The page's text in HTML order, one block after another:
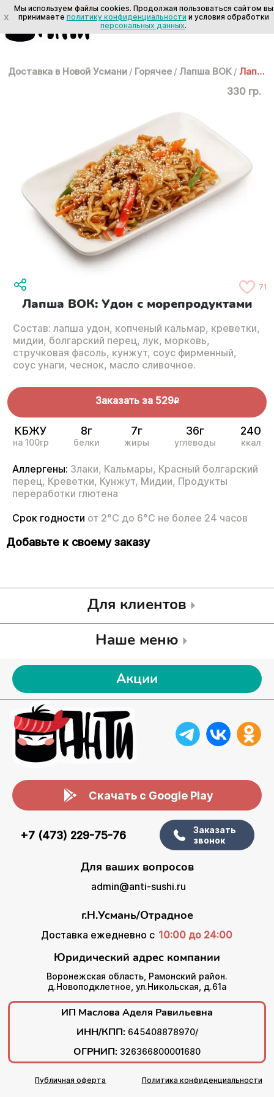
Доставка в Новой Усмани / Горячее / Лапша ВОК / Лапша ВОК: Удон с морепродуктами
330 гр.
71
Лапша ВОК: Удон с морепродуктами
Состав: лапша удон, копченый кальмар, креветки,
мидии, болгарский перец, лук, морковь,
стручковая фасоль, кунжут, соус фирменный,
соус унаги, чеснок, масло сливочное.
Заказать за 529R
КБЖУ
на 100гр
8г
белки
7г
жиры
36г
углеводы
240
ккал
Аллергены: Злаки, Кальмары, Красный болгарский
перец, Креветки, Кунжут, Мидии, Продукты
переработки глютена
Срок годности от 2°С до 6°С не более 24 часов
Добавьте к своему заказу
Для клиентов
Наше меню
Акции
Скачать с Google Play
+7 (473) 229-75-76
Заказать
звонок
Для ваших вопросов
admin@anti-sushi.ru
г.Н.Усмань/Отрадное
Доставка ежедневно с 10:00 до 24:00
Юридический адрес компании
Воронежская область, Рамонский район.
д.Новоподклетное, ул.Никольская, д.61а
ИП Маслова Аделя Равильевна
ИНН/КПП: 645408878970/
ОГРНИП: 326366800001680
Публичная оферта Политика конфиденциальности
X
Мы используем файлы cookies. Продолжая пользоваться сайтом вы
принимаете политику конфиденциальности и условия обработки
персональных данных.